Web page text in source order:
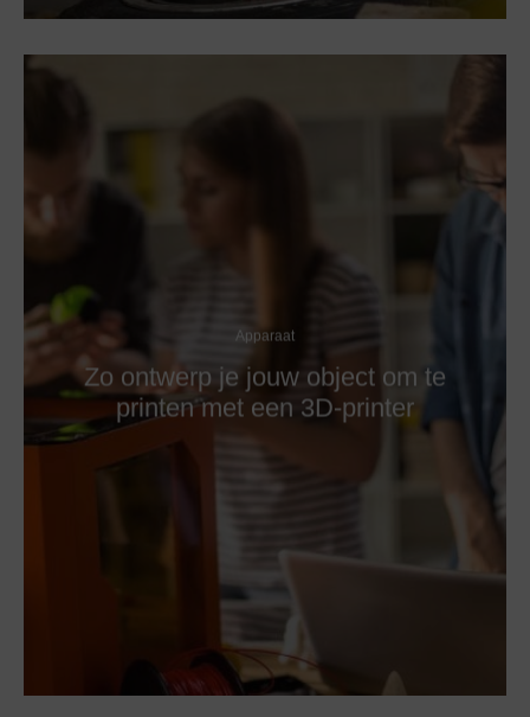
Apparaat
Zo ontwerp je jouw object om te
printen met een 3D-printer